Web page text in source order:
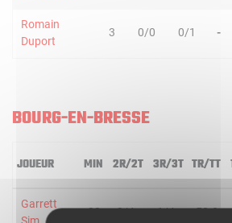
Romain
Duport
3 0/0 0/1 -
BOURG-EN-BRESSE
JOUEUR MIN 2R/2T 3R/3T TR/TT
Garrett
28 3/4 1/4 50.0